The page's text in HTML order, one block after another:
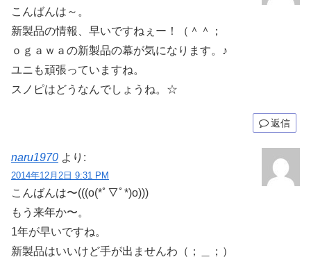
こんばんは～。
新製品の情報、早いですねぇー！（＾＾；
ｏｇａｗａの新製品の幕が気になります。♪
ユニも頑張っていますね。
スノピはどうなんでしょうね。☆
返信
naru1970 より:
2014年12月2日 9:31 PM
こんばんは〜(((o(*ﾟ▽ﾟ*)o)))
もう来年か〜。
1年が早いですね。
新製品はいいけど手が出ませんわ（；＿；）